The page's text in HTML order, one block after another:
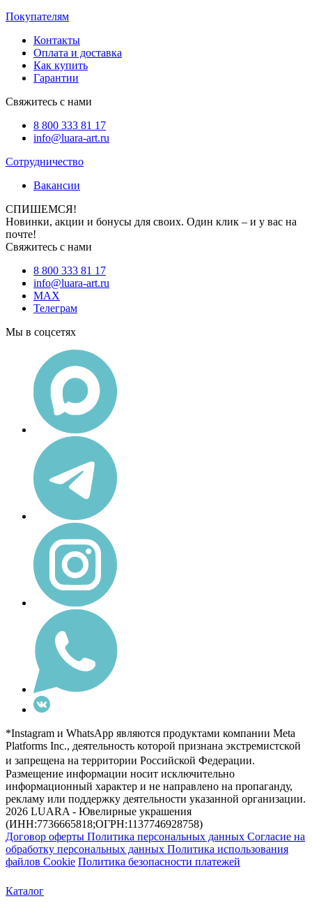
Покупателям
Контакты
Оплата и доставка
Как купить
Гарантии
Свяжитесь с нами
8 800 333 81 17
info@luara-art.ru
Сотрудничество
Вакансии
СПИШЕМСЯ!
Новинки, акции и бонусы для своих. Один клик – и у вас на
почте!
Свяжитесь с нами
8 800 333 81 17
info@luara-art.ru
MAX
Телеграм
Мы в соцсетях
*Instagram и WhatsApp являются продуктами компании Meta
Platforms Inc., деятельность которой признана экстремистской
и запрещена на территории Российской Федерации.
Размещение информации носит исключительно
информационный характер и не направлено на пропаганду,
рекламу или поддержку деятельности указанной организации.
2026 LUARA - Ювелирные украшения
(ИНН:7736665818;ОГРН:1137746928758)
Договор оферты Политика персональных данных Согласие на
обработку персональных данных Политика использования
файлов Cookie Политика безопасности платежей
Каталог